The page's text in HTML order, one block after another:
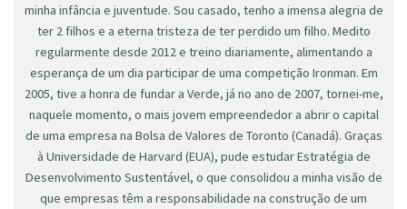
minha infância e juventude. Sou casado, tenho a imensa alegria de
ter 2 filhos e a eterna tristeza de ter perdido um filho. Medito
regularmente desde 2012 e treino diariamente, alimentando a
esperança de um dia participar de uma competição Ironman. Em
2005, tive a honra de fundar a Verde, já no ano de 2007, tornei-me,
naquele momento, o mais jovem empreendedor a abrir o capital
de uma empresa na Bolsa de Valores de Toronto (Canadá). Graças
à Universidade de Harvard (EUA), pude estudar Estratégia de
Desenvolvimento Sustentável, o que consolidou a minha visão de
que empresas têm a responsabilidade na construção de um